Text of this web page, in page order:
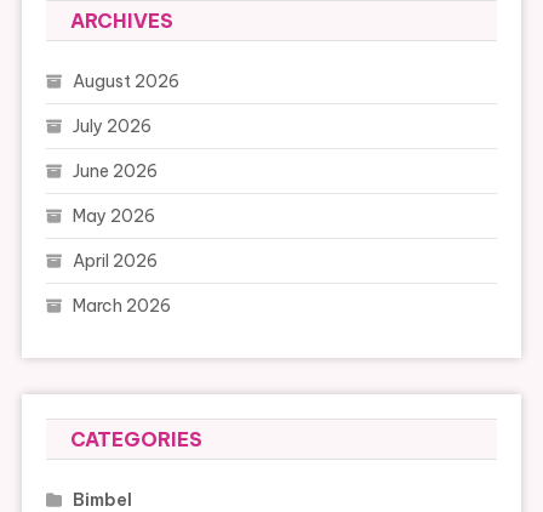
ARCHIVES
August 2026
July 2026
June 2026
May 2026
April 2026
March 2026
CATEGORIES
Bimbel